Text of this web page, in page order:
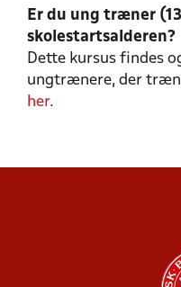
Er du ung træner
skolestartsalderen?
Dette kursus findes
ungtrænere, der
her.
UEFA C1 -
EN
FIND